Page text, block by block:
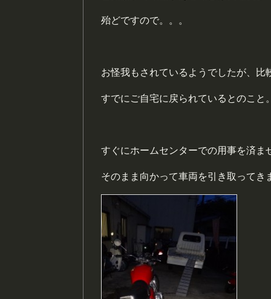
殆どですので。。。
お怪我もされているようでしたが、比
すでにご自宅に戻られているとのこと
すぐにホームセンターでの用事を済ま
そのまま向かって車両を引き取ってき